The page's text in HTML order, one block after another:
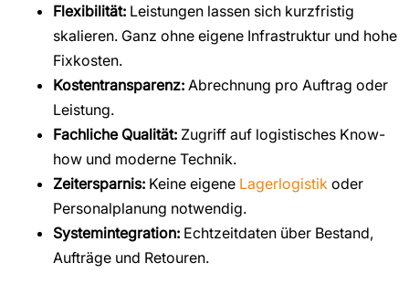
Flexibilität: Leistungen lassen sich kurzfristig
skalieren. Ganz ohne eigene Infrastruktur und hohe
Fixkosten.
Kostentransparenz: Abrechnung pro Auftrag oder
Leistung.
Fachliche Qualität: Zugriff auf logistisches Know-
how und moderne Technik.
Zeitersparnis: Keine eigene Lagerlogistik oder
Personalplanung notwendig.
Systemintegration: Echtzeitdaten über Bestand,
Aufträge und Retouren.